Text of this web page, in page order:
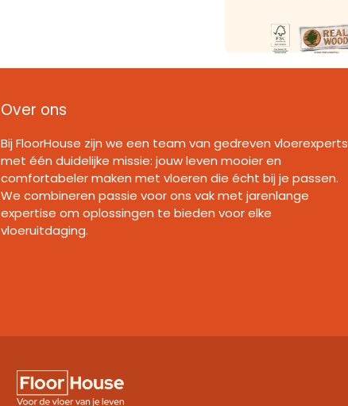
Over ons
Bij FloorHouse zijn we een team van gedreven vloerexperts
met één duidelijke missie: jouw leven mooier en
comfortabeler maken met vloeren die écht bij je passen.
We combineren passie voor ons vak met jarenlange
expertise om oplossingen te bieden voor elke
vloeruitdaging.